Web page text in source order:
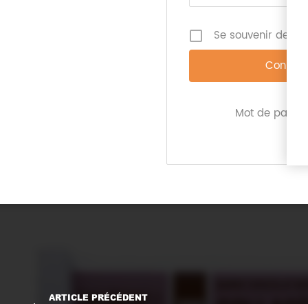
Se souvenir de moi
Mot de
https://www.foodnavigator.com/
ARTICLE PRÉCÉDENT